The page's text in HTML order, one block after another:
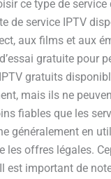
ce type de service
de service IPTV
aux films et aux
gratuite pour
gratuits
mais ils ne
fiables que les
généralement en
offres légales.
est important de